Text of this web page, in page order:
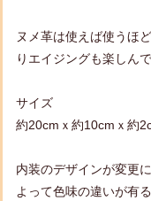
ヌメ革は使えば使うほ
りエイジングも楽しん
サイズ
約20cmｘ約10cmｘ約
内装のデザインが変更
よって色味の違いが有